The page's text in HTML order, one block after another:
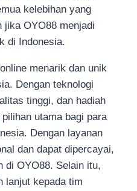
kelebihan yang
jika OYO88 menjadi
di Indonesia.
menarik dan unik
Dengan teknologi
tinggi, dan hadiah
utama bagi para
Dengan layanan
dan dapat dipercayai,
di OYO88. Selain itu,
lanjut kepada tim